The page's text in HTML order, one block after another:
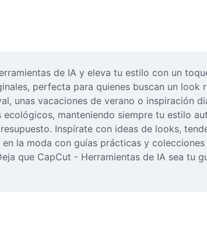
de IA y eleva tu estilo con un
perfecta para quienes buscan un look
unas vacaciones de verano o inspiración
manteniendo siempre tu estilo
Inspírate con ideas de looks,
la moda con guías prácticas y
que CapCut - Herramientas de IA sea tu